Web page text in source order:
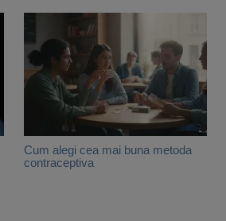
Cum alegi cea mai buna metoda
contraceptiva